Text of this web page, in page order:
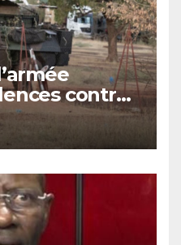
contre
une attaque